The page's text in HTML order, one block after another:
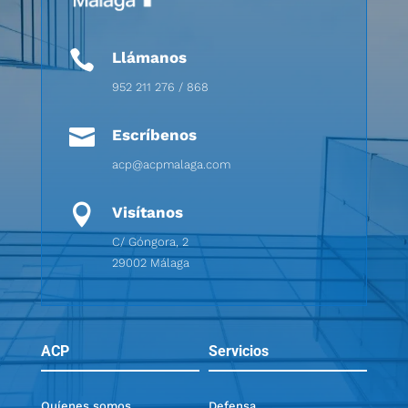
 Llámanos
952 211 276 / 868
 Escríbenos
acp@acpmalaga.com
 Visítanos
C/ Góngora, 2
29002 Málaga
ACP Servicios